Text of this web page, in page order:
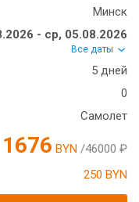
Минск
- ср, 05.08.2026
Все даты
5 дней
0
Самолет
1676 BYN /46000 ₽
250 BYN